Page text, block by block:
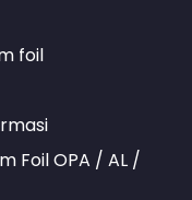
foil
Foil OPA / AL /